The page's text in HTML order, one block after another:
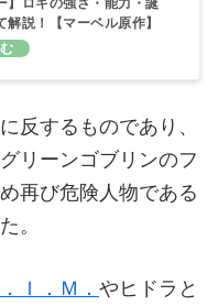
】ロキの強さ・能力・誕
説！【マーベル原作】
反するものであり、
リーンゴブリンのフ
再び危険人物である
。
Ｉ．Ｍ． やヒドラと